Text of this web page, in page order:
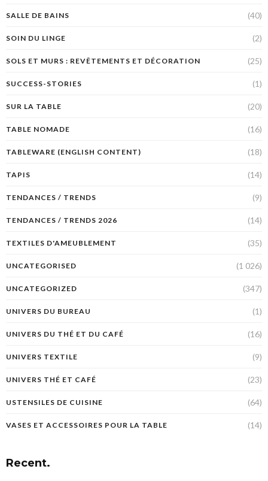
SALLE DE BAINS (40)
SOIN DU LINGE (2)
SOLS ET MURS : REVÊTEMENTS ET DÉCORATION (25)
SUCCESS-STORIES (1)
SUR LA TABLE (20)
TABLE NOMADE (16)
TABLEWARE (ENGLISH CONTENT) (18)
TAPIS (14)
TENDANCES / TRENDS (9)
TENDANCES / TRENDS 2026 (14)
TEXTILES D'AMEUBLEMENT (35)
UNCATEGORISED (1 026)
UNCATEGORIZED (347)
UNIVERS DU BUREAU (1)
UNIVERS DU THÉ ET DU CAFÉ (16)
UNIVERS TEXTILE (9)
UNIVERS THÉ ET CAFÉ (23)
USTENSILES DE CUISINE (64)
VASES ET ACCESSOIRES POUR LA TABLE (14)
Recent.